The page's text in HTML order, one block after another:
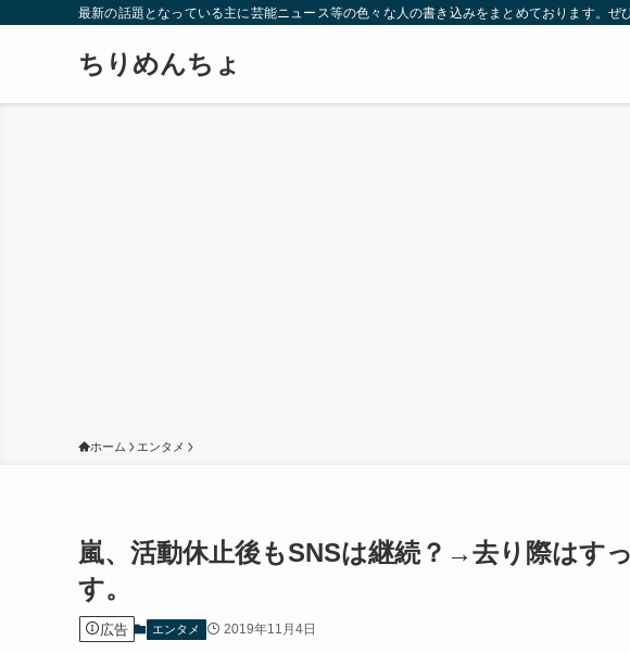
最新の話題となっている主に芸能ニュース等の色々な人の書き込みをまとめております。ぜ
ちりめんちょ
ホーム エンタメ
嵐、活動休止後もSNSは継続？→去り際はす
す。
広告 エンタメ 2019年11月4日